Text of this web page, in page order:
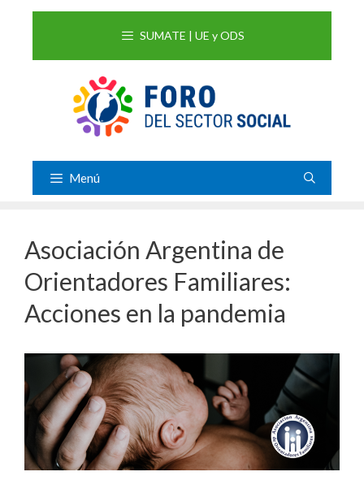
SUMATE | UE y ODS
Menú
Asociación Argentina de
Orientadores Familiares:
Acciones en la pandemia